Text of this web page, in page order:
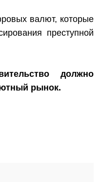
валют, которые
преступной
должно
рынок.